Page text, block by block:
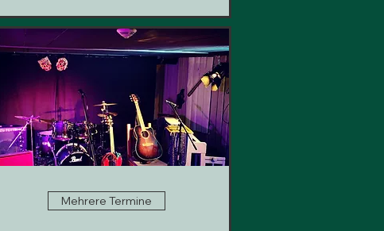
Mehrere Termine